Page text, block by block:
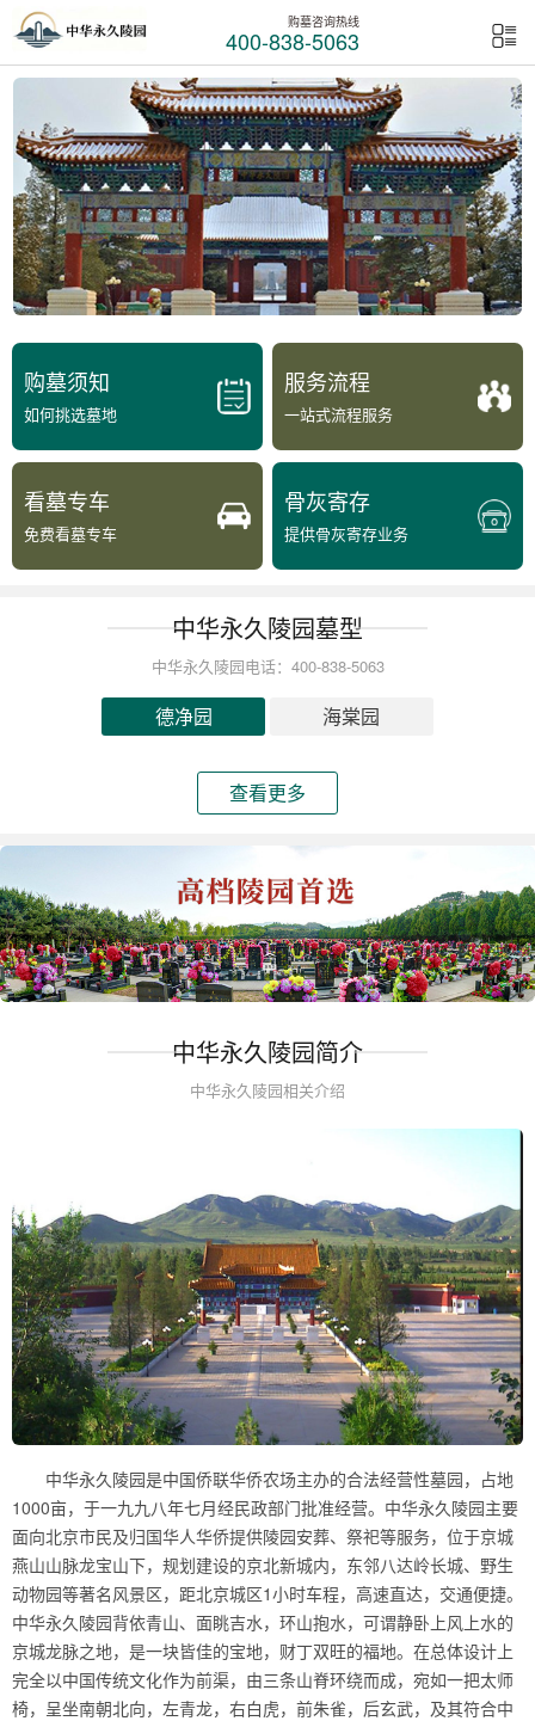
购墓咨询热线
400-838-5063
购墓须知
如何挑选墓地
服务流程
一站式流程服务
看墓专车
免费看墓专车
骨灰寄存
提供骨灰寄存业务
中华永久陵园墓型
中华永久陵园电话：400-838-5063
德净园 海棠园
查看更多
中华永久陵园简介
中华永久陵园相关介绍
中华永久陵园是中国侨联华侨农场主办的合法经营性墓园，占地
1000亩，于一九九八年七月经民政部门批准经营。中华永久陵园主要
面向北京市民及归国华人华侨提供陵园安葬、祭祀等服务，位于京城
燕山山脉龙宝山下，规划建设的京北新城内，东邻八达岭长城、野生
动物园等著名风景区，距北京城区1小时车程，高速直达，交通便捷。
中华永久陵园背依青山、面眺吉水，环山抱水，可谓静卧上风上水的
京城龙脉之地，是一块皆佳的宝地，财丁双旺的福地。在总体设计上
完全以中国传统文化作为前渠，由三条山脊环绕而成，宛如一把太师
椅，呈坐南朝北向，左青龙，右白虎，前朱雀，后玄武，及其符合中